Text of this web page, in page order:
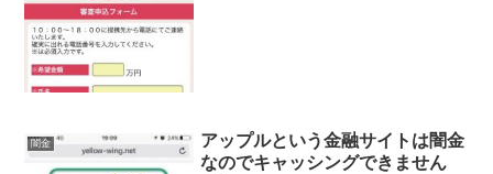
闇金
アップルという金融サイトは闇金
なのでキャッシングできません